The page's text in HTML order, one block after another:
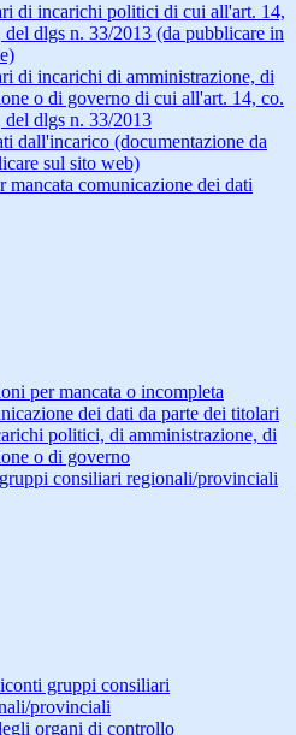
di incarichi politici di cui all'art. 14,
del dlgs n. 33/2013 (da pubblicare in
di incarichi di amministrazione, di
o di governo di cui all'art. 14, co.
del dlgs n. 33/2013
dall'incarico (documentazione da
sul sito web)
mancata comunicazione dei dati
per mancata o incompleta
dei dati da parte dei titolari
politici, di amministrazione, di
o di governo
consiliari regionali/provinciali
gruppi consiliari
provinciali
organi di controllo